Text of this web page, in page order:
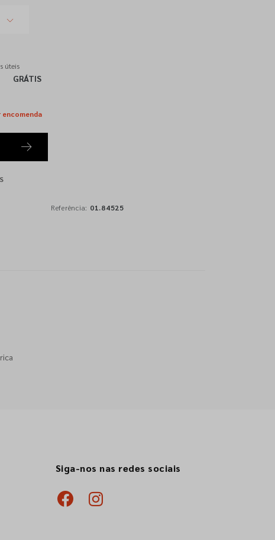
úteis
GRÁTIS
encomenda
Referência: 01.84525
Siga-nos nas redes sociais